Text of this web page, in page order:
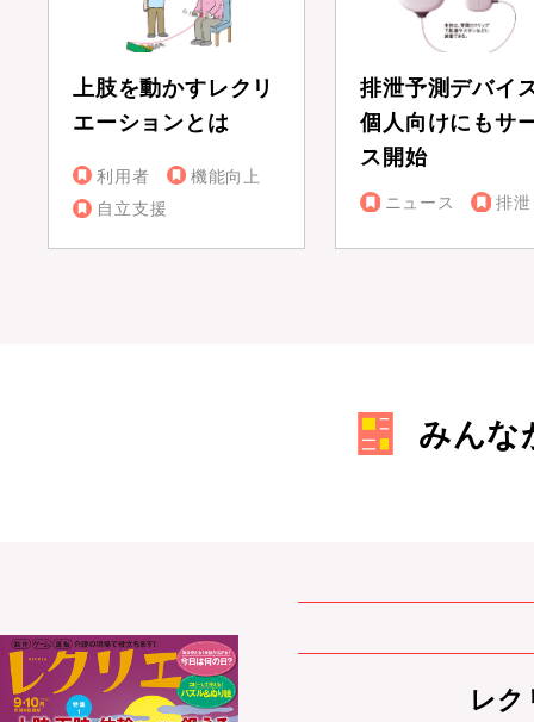
上肢を動かすレクリ
エーションとは
利用者
機能向上
自立支援
排泄予測デバイ
個人向けにもサ
ス開始
ニュース 排泄
みんな
レ